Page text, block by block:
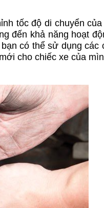
tốc độ di chuyển
đến khả năng hoạt
có thể sử dụng các
cho chiếc xe của